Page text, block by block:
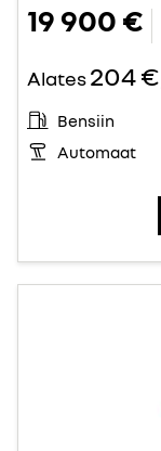
19 900 €
Alates204 €
Bensiin
Automaat